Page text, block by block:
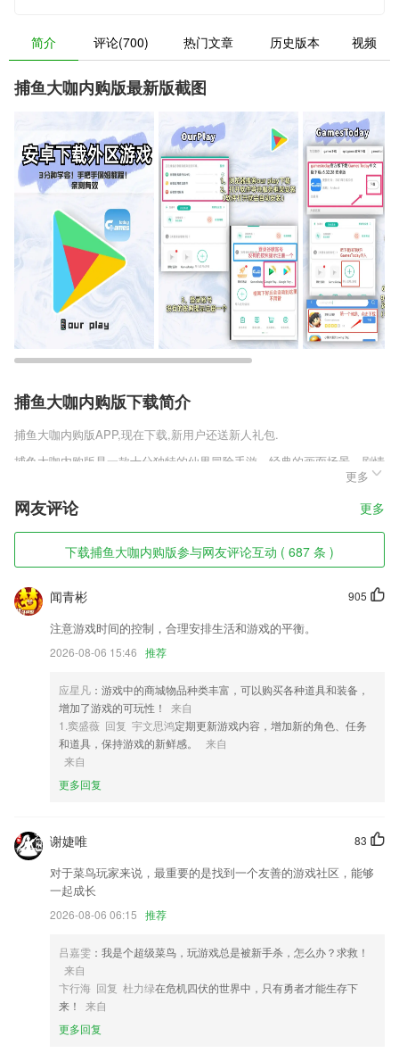
简介 评论(700) 热门文章 历史版本 视频
捕鱼大咖内购版最新版截图
捕鱼大咖内购版下载简介
捕鱼大咖内购版APP,现在下载,新用户还送新人礼包.
捕鱼大咖内购版是一款十分独特的仙界冒险手游。经典的画面场景，剧情
故事，都能使你沉浸，更能让你享受到最为独特的游戏体验。多样性的玩
法更能使你感受到游戏的新意，同时也能使你更快的感受到游戏的魅力，
更好的沉浸其中。
捕鱼大咖内购版软件特色
1,所有数据上传阿里云服务器储存
2,随时查看电池信息
3,移动验券：随时随地验券，便捷省时间，提升体验；
4,智能：直接告诉你对知识点掌握的程度。
6,720度VR全景场地展现:平台上的所有场地,全部VR全景展示,场地真实
捕鱼大咖内购版软件优势
2.内置外研社正版授权的《学生规范字典》《学生汉语词典》，提供生字
的分年级组词、详细释义，不用再去翻字典；
3.每天15分钟，听说测练记得牢。
4.一键生成随机题目，在随机练题下可以检测个人对各个知识点的掌握程
5.知识传递现场还原，语音、手势、涂鸦，多种答题方式一应俱全
6.好医靠团队：立足医生、直播系统开发、医师学习资源平台、好医靠团
队在医疗领域为各医疗相关机构提供系统开发、政策推广、会议管理、会
员管理、会员分等级应用、市场活动推广、大数据应用、运营培训等一站
式互联网化解决方案
更多
网友评论 更多
下载捕鱼大咖内购版参与网友评论互动 ( 687 条 )
905
闻青彬
注意游戏时间的控制，合理安排生活和游戏的平衡。
2026-08-06 15:46 推荐
应星凡 ：游戏中的商城物品种类丰富，可以购买各种道具和装备，
增加了游戏的可玩性！
来自
1.窦盛薇 回复 宇文思鸿定期更新游戏内容，增加新的角色、任务
和道具，保持游戏的新鲜感。
来自
来自
更多回复
83
谢婕唯
对于菜鸟玩家来说，最重要的是找到一个友善的游戏社区，能够
一起成长
2026-08-06 06:15 推荐
吕嘉雯 ：我是个超级菜鸟，玩游戏总是被新手杀，怎么办？求救！
来自
卞行海 回复 杜力绿在危机四伏的世界中，只有勇者才能生存下
来！
来自
更多回复